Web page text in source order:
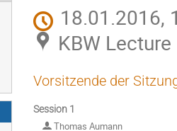
18.01.2016,
KBW
Vorsitzende der
Session 1
Thomas Aumann